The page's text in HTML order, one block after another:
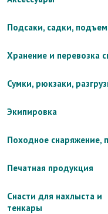
Подсаки, садки,
Хранение и перевозка
Сумки, рюкзаки,
Экипировка
Походное снаряжение,
Печатная продукция
Снасти для нахлыста и
тенкары